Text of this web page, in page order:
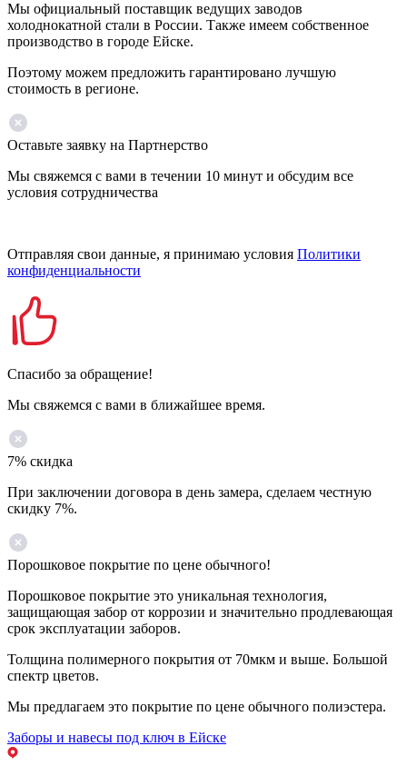
Мы официальный поставщик ведущих заводов
холоднокатной стали в России. Также имеем собственное
производство в городе Ейске.
Поэтому можем предложить гарантировано лучшую
стоимость в регионе.
Оставьте заявку на Партнерство
Мы свяжемся с вами в течении 10 минут и обсудим все
условия сотрудничества
Отправляя свои данные, я принимаю условия Политики
конфиденциальности
Спасибо за обращение!
Мы свяжемся с вами в ближайшее время.
7% скидка
При заключении договора в день замера, сделаем честную
скидку 7%.
Порошковое покрытие по цене обычного!
Порошковое покрытие это уникальная технология,
защищающая забор от коррозии и значительно продлевающая
срок эксплуатации заборов.
Толщина полимерного покрытия от 70мкм и выше. Большой
спектр цветов.
Мы предлагаем это покрытие по цене обычного полиэстера.
Заборы и навесы под ключ в Ейске